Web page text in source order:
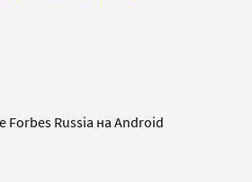
Russia на Android